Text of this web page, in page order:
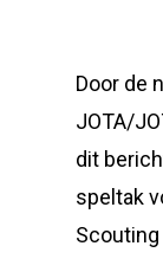
Door de
JOTA/
dit
speltak